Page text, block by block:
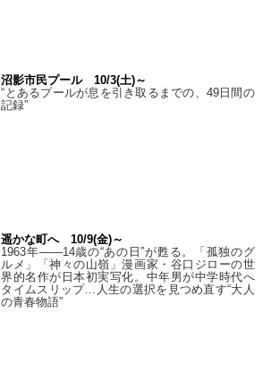
沼影市民プール 10/3(土)～
“とあるプールが息を引き取るまでの、49日間の
記録”
遥かな町へ 10/9(金)～
1963年――14歳の“あの日”が甦る。「孤独のグ
ルメ」「神々の山嶺」漫画家・谷口ジローの世
界的名作が日本初実写化。中年男が中学時代へ
タイムスリップ…人生の選択を見つめ直す“大人
の青春物語”